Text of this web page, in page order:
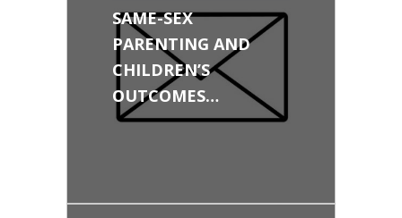
SAME-SEX
PARENTING AND
CHILDREN’S
OUTCOMES…